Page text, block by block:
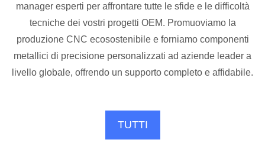
manager esperti per affrontare tutte le sfide e le difficoltà
tecniche dei vostri progetti OEM. Promuoviamo la
produzione CNC ecosostenibile e forniamo componenti
metallici di precisione personalizzati ad aziende leader a
livello globale, offrendo un supporto completo e affidabile.
TUTTI